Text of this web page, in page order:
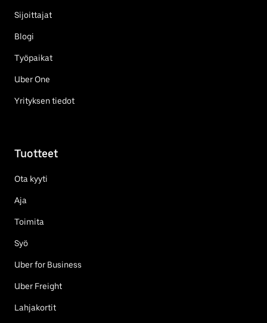
Sijoittajat
Blogi
Työpaikat
Uber One
Yrityksen tiedot
Tuotteet
Ota kyyti
Aja
Toimita
Syö
Uber for Business
Uber Freight
Lahjakortit